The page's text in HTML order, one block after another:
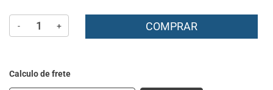
- + COMPRAR